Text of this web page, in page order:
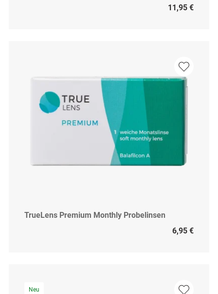
11,95 €
TrueLens Premium Monthly Probelinsen
6,95 €
Neu